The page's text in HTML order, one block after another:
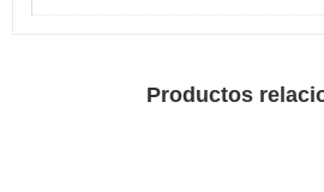
Productos